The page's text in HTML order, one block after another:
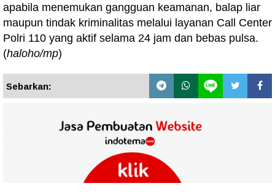
apabila menemukan gangguan keamanan, balap liar
maupun tindak kriminalitas melalui layanan Call Center
Polri 110 yang aktif selama 24 jam dan bebas pulsa.
(haloho/mp)
Sebarkan: